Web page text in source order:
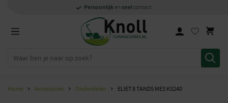
Specialistenmet kennis van zaken
1000m2showroom in Staphorst
Persoonlijk en snel contact
Home Accessoires Onderdelen ELIET 8 TANDS MES KS240